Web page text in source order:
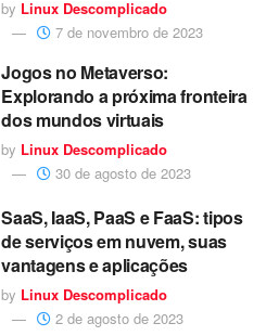
by Linux Descomplicado
7 de novembro de 2023
Jogos no Metaverso:
Explorando a próxima fronteira
dos mundos virtuais
by Linux Descomplicado
30 de agosto de 2023
SaaS, IaaS, PaaS e FaaS: tipos
de serviços em nuvem, suas
vantagens e aplicações
by Linux Descomplicado
2 de agosto de 2023